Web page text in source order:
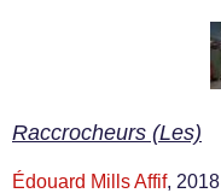
Raccrocheurs (Les)
Édouard Mills Affif, 2018